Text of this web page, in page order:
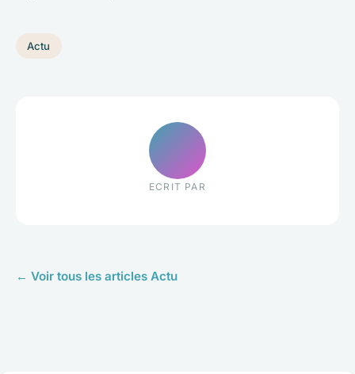
Actu
ECRIT PAR
← Voir tous les articles Actu